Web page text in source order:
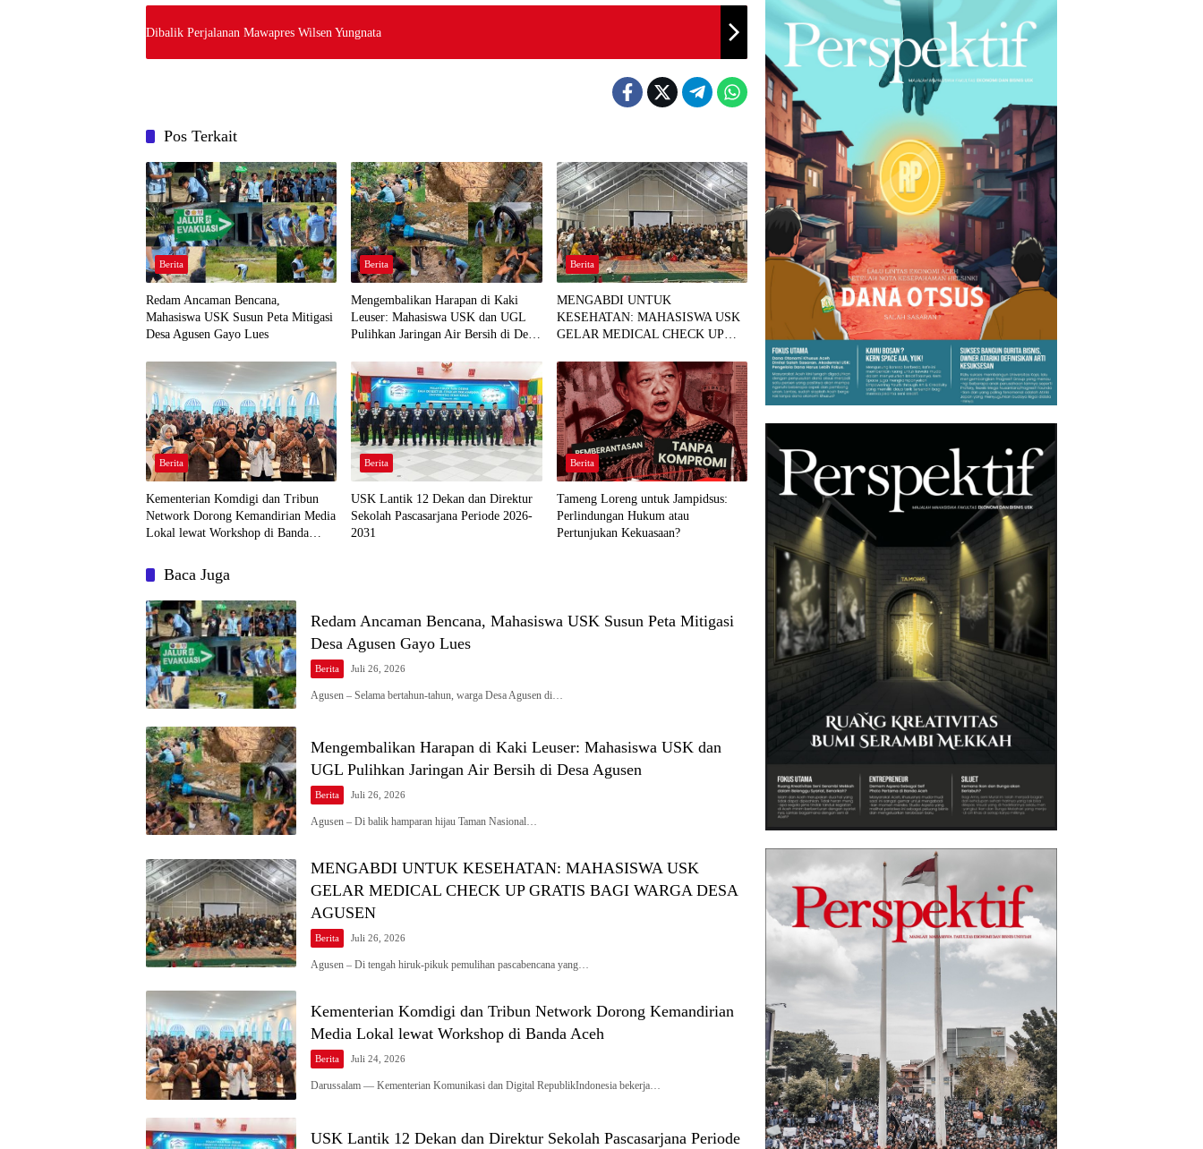
Dibalik Perjalanan Mawapres Wilsen Yungnata
Pos Terkait
Berita
Redam Ancaman Bencana,
Mahasiswa USK Susun Peta Mitigasi
Desa Agusen Gayo Lues
Berita
Mengembalikan Harapan di Kaki
Leuser: Mahasiswa USK dan UGL
Pulihkan Jaringan Air Bersih di Desa
Berita
MENGABDI UNTUK
KESEHATAN: MAHASISWA USK
GELAR MEDICAL CHECK UP
AGUSEN
Berita
Kementerian Komdigi dan Tribun
Network Dorong Kemandirian Media
Lokal lewat Workshop di Banda
Berita
USK Lantik 12 Dekan dan Direktur
Sekolah Pascasarjana Periode 2026-
2031
Berita
Tameng Loreng untuk Jampidsus:
Perlindungan Hukum atau
Pertunjukan Kekuasaan?
Baca Juga
Redam Ancaman Bencana, Mahasiswa USK Susun Peta Mitigasi
Desa Agusen Gayo Lues
Berita Juli 26, 2026
Agusen – Selama bertahun-tahun, warga Desa Agusen di…
Mengembalikan Harapan di Kaki Leuser: Mahasiswa USK dan
UGL Pulihkan Jaringan Air Bersih di Desa Agusen
Berita Juli 26, 2026
Agusen – Di balik hamparan hijau Taman Nasional…
MENGABDI UNTUK KESEHATAN: MAHASISWA USK
GELAR MEDICAL CHECK UP GRATIS BAGI WARGA DESA
AGUSEN
Berita Juli 26, 2026
Agusen – Di tengah hiruk-pikuk pemulihan pascabencana yang…
Kementerian Komdigi dan Tribun Network Dorong Kemandirian
Media Lokal lewat Workshop di Banda Aceh
Berita Juli 24, 2026
Darussalam — Kementerian Komunikasi dan Digital RepublikIndonesia bekerja…
USK Lantik 12 Dekan dan Direktur Sekolah Pascasarjana Periode